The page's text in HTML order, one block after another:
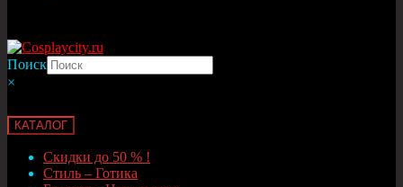
Поиск
×
КАТАЛОГ
Скидки до 50 % !
Стиль – Готика